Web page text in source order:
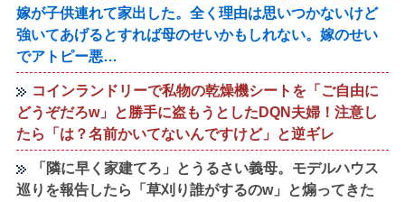
嫁が子供連れて家出した。全く理由は思いつかないけど
強いてあげるとすれば母のせいかもしれない。嫁のせい
でアトピー悪…
コインランドリーで私物の乾燥機シートを「ご自由に
どうぞだろw」と勝手に盗もうとしたDQN夫婦！注意し
たら「は？名前かいてないんですけど」と逆ギレ
「隣に早く家建てろ」とうるさい義母。モデルハウス
巡りを報告したら「草刈り誰がするのw」と煽ってきた